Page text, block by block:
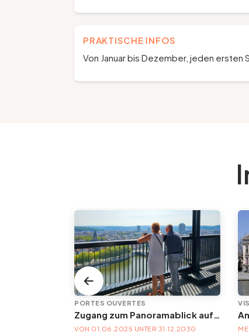
PRAKTISCHE INFOS
Von Januar bis Dezember, jeden ersten
PORTES OUVERTES
Zugang zum Panoramablick auf die Verwaltungsstadt | Jeden ersten Sonntag im Monat
VON 01.06.2025 UNTER 31.12.2030